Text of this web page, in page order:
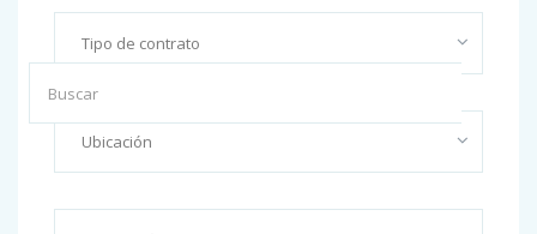
Recent Posts